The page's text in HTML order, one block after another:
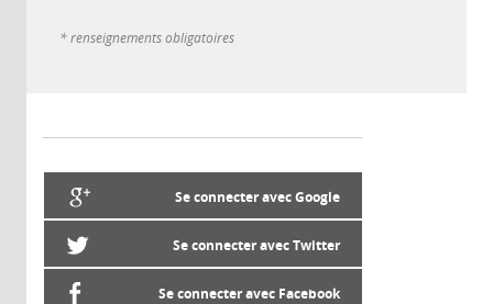
* renseignements obligatoires
Se connecter avec Google
Se connecter avec Twitter
Se connecter avec Facebook